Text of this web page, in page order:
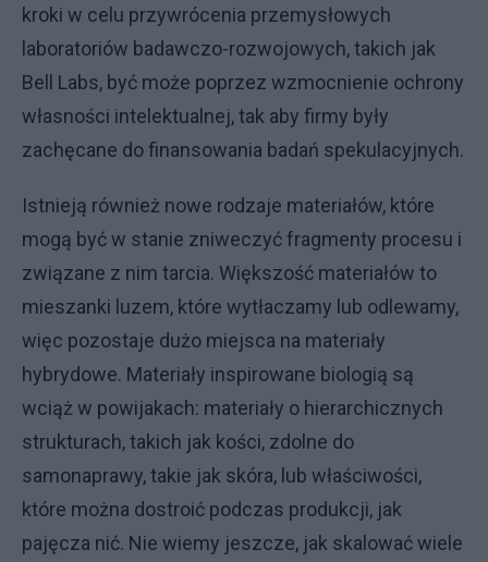
kroki w celu przywrócenia przemysłowych
laboratoriów badawczo-rozwojowych, takich jak
Bell Labs, być może poprzez wzmocnienie ochrony
własności intelektualnej, tak aby firmy były
zachęcane do finansowania badań spekulacyjnych.
Istnieją również nowe rodzaje materiałów, które
mogą być w stanie zniweczyć fragmenty procesu i
związane z nim tarcia. Większość materiałów to
mieszanki luzem, które wytłaczamy lub odlewamy,
więc pozostaje dużo miejsca na materiały
hybrydowe. Materiały inspirowane biologią są
wciąż w powijakach: materiały o hierarchicznych
strukturach, takich jak kości, zdolne do
samonaprawy, takie jak skóra, lub właściwości,
które można dostroić podczas produkcji, jak
pajęcza nić. Nie wiemy jeszcze, jak skalować wiele